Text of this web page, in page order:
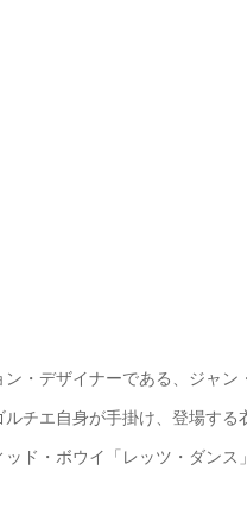
・デザイナーである、ジャ
ルチエ自身が手掛け、登場す
ッド・ボウイ「レッツ・ダン